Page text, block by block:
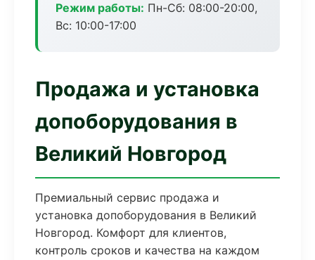
Режим работы: Пн-Сб: 08:00-20:00,
Вс: 10:00-17:00
Продажа и установка
допоборудования в
Великий Новгород
Премиальный сервис продажа и
установка допоборудования в Великий
Новгород. Комфорт для клиентов,
контроль сроков и качества на каждом